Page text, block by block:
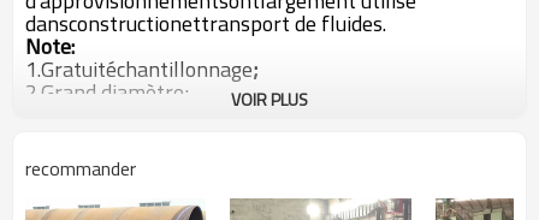
dansconstructionettransport de fluides.
Note:
1.Gratuitéchantillonnage;
2.Grand diamètre;
5.Toutes les autres spécifications
soudés en spirale SSAW
besoins (OEM et ODM) !Prix d'usinevous obtiendrez
VOIR PLUS
recommander